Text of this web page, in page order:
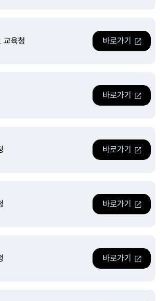
교육청 바로가기
바로가기
바로가기
바로가기
바로가기